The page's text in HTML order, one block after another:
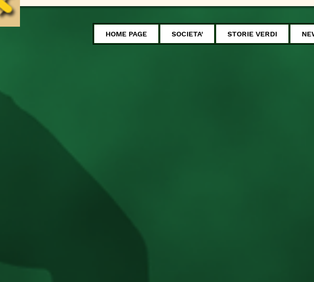
HOME PAGE SOCIETA' STORIE VERDI